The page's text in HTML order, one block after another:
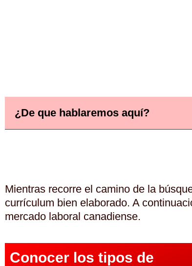
¿De que hablaremos aquí?
Mientras recorre el camino de la
currículum bien elaborado. A
mercado laboral canadiense.
Conocer los tipos de